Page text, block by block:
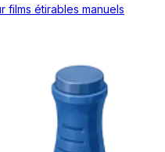
films étirables manuels